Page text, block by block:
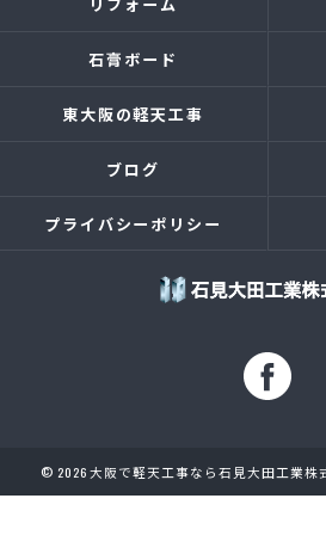
石膏ボード
東大阪の軽天工事
ブログ
プライバシーポリシー
© 2026 大阪で軽天工事なら石見大田工業株式会